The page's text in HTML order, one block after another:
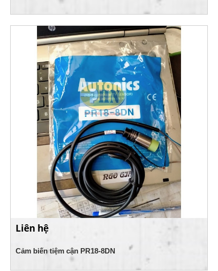
Liên hệ
Cảm biến tiệm cận PR18-8DN